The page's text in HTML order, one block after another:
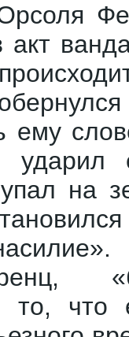
акт
ему
на
то,